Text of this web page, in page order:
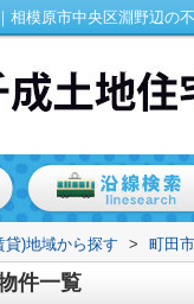
貸)地域から探す > 町田市
件一覧